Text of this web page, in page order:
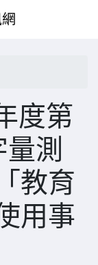
度第
測
教育
用事